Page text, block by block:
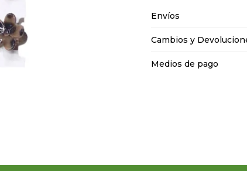
Envíos
Cambios y
Medios de pago